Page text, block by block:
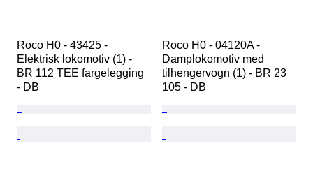
Roco H0 - 43425 -
Elektrisk lokomotiv (1) -
BR 112 TEE fargelegging
- DB
Roco H0 - 04120A -
Damplokomotiv med
tilhengervogn (1) - BR 23
105 - DB